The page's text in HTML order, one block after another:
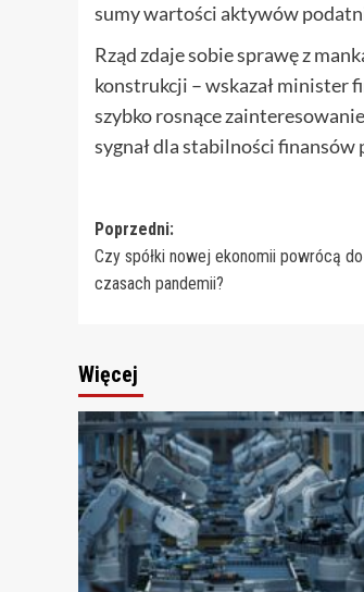
sumy wartości aktywów
Rząd zdaje sobie sprawę z
konstrukcji – wskazał minister
szybko rosnące
sygnał dla stabilności
Zobacz
wpisy
Poprzedni:
Czy spółki nowej ekonomii powrócą
czasach pandemii?
Więcej